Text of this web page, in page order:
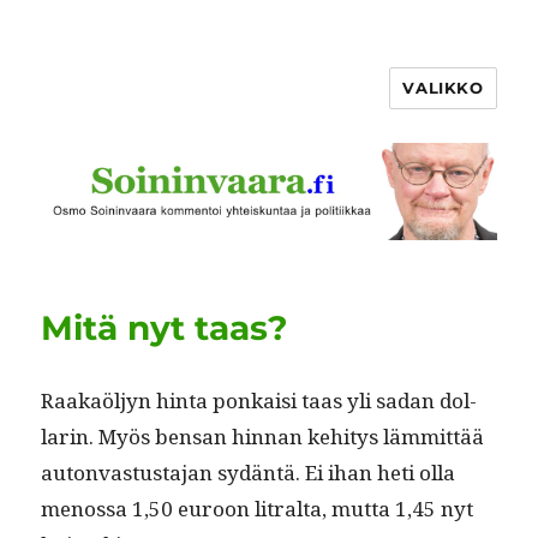
VALIKKO
Mitä nyt taas?
Raakaöljyn hin­ta ponkaisi taas yli sadan dol­
lar­in. Myös ben­san hin­nan kehi­tys läm­mit­tää
auton­va­s­tus­ta­jan sydän­tä. Ei ihan heti olla
menos­sa 1,50 euroon litral­ta, mut­ta 1,45 nyt